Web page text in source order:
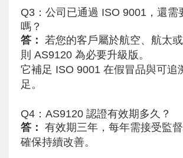
Q3：公司已通過 ISO 9001，還需
嗎？
答： 若您的客戶屬於航空、航太或
則 AS9120 為必要升級版。
它補足 ISO 9001 在假冒品與可追
足。
Q4：AS9120 認證有效期多久？
答： 有效期三年，每年需接受監督
確保持續改善。